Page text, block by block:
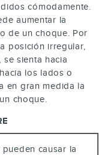
cómodamente.
aumentar la
de un choque. Por
posición irregular,
sienta hacia
los lados o
en gran medida la
choque.
causar la